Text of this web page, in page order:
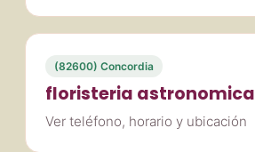
(82600) Concordia
floristeria astronomica
Ver teléfono, horario y ubicación